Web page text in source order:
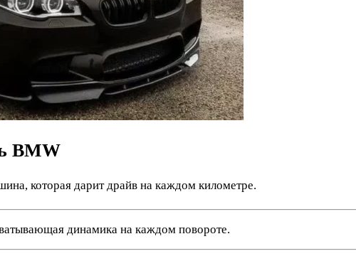
BMW
которая дарит драйв на каждом километре.
динамика на каждом повороте.